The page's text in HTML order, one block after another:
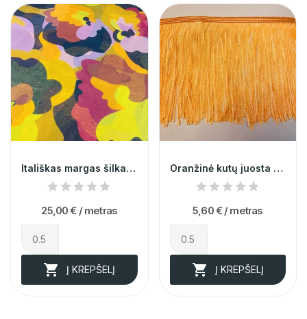
Itališkas margas šilkas (likutis 2,4m)
25,00 € / metras
 Į KREPŠELĮ
Oranžinė kutų juosta 15cm 001843
5,60 € / metras
 Į KREPŠELĮ